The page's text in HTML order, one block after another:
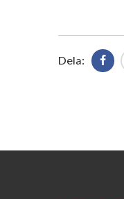
Dela: